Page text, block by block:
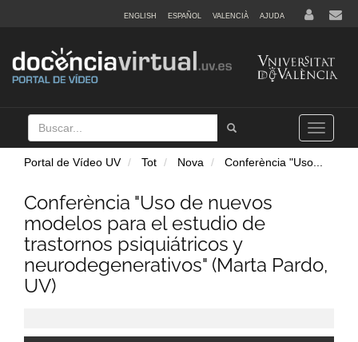
ENGLISH ESPAÑOL VALENCIÀ AJUDA
Buscar
Tramet
Toggle
navigation
Portal de Vídeo UV Tot Nova Conferència "Uso
Conferència "Uso de nuevos
modelos para el estudio de
trastornos psiquiátricos y
neurodegenerativos" (Marta Pardo,
UV)